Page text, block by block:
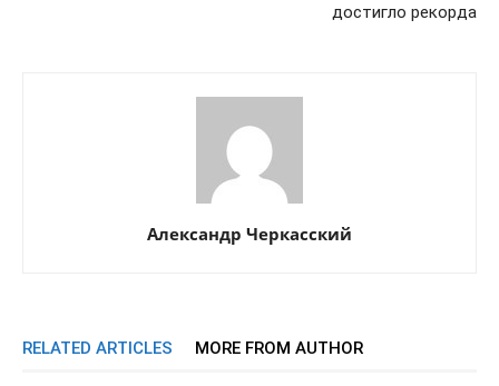
достигло рекорда
Александр Черкасский
RELATED ARTICLES MORE FROM AUTHOR